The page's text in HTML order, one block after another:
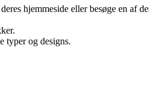
hjemmeside eller besøge en af
typer og designs.